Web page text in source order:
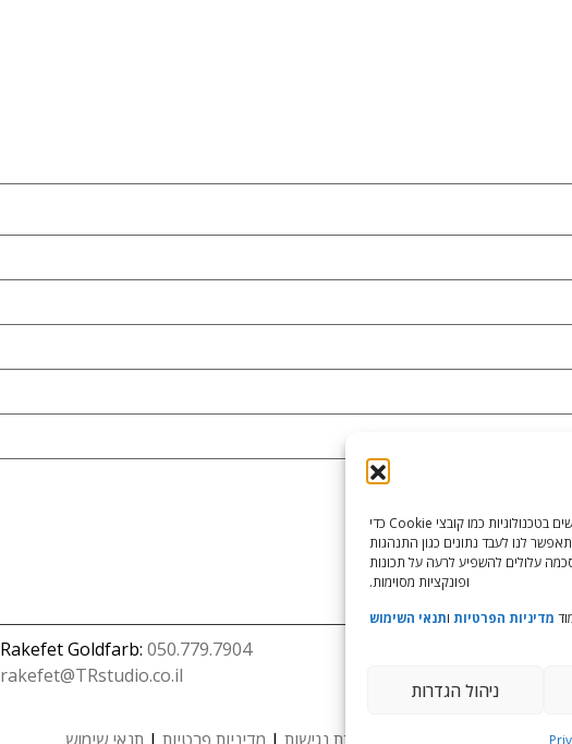
כדי לספק את חוויות המשתמש הטובות ביותר, אנו משתמשים בטכנולוגיות כמו קובצי Cookie כדי
לנו לעבד נתונים כגון התנהגות
עלולים להשפיע לרעה על תכונות
ופונקציות מסוימות.
מדיניות הפרטיות ותנאי השימוש
ניהול הגדרות
Rakefet Goldfarb:050.779.7904
rakefet@TRstudio.co.il
הצהרת נגישות | מדיניות פרטיות | תנאי שימוש